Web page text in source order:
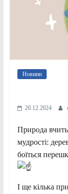
Новини
20.12.2024
Природа
мудрості:
боїться
І ще кілька